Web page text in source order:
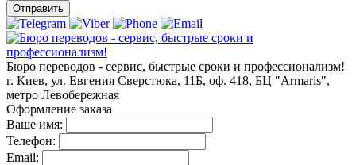
Отправить
Бюро переводов - сервис, быстрые сроки и профессионализм!
г. Киев, ул. Евгения Сверстюка, 11Б, оф. 418, БЦ "Armaris",
метро Левобережная
Оформление заказа
Ваше имя:
Телефон:
Email: